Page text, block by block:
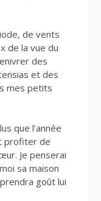
de vents
de la vue du
des
et des
mes petits
que l’année
profiter de
Je penserai
sa maison
goût lui